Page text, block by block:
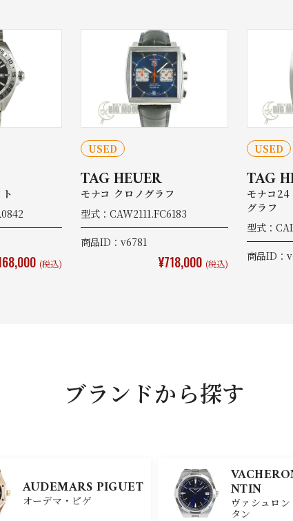
(税込)
USED
TAG HEUER
モナコ クロノグラフ
型式：CAW2111.FC6183
商品ID：v6781
¥718,000 (税込)
USED
TAG
モナコ24
グラフ
型式：
商品ID：
ブランドから探す
AUDEMARS PIGUET
オーデマ・ピゲ
NTIN
ヴァシュロ
タン